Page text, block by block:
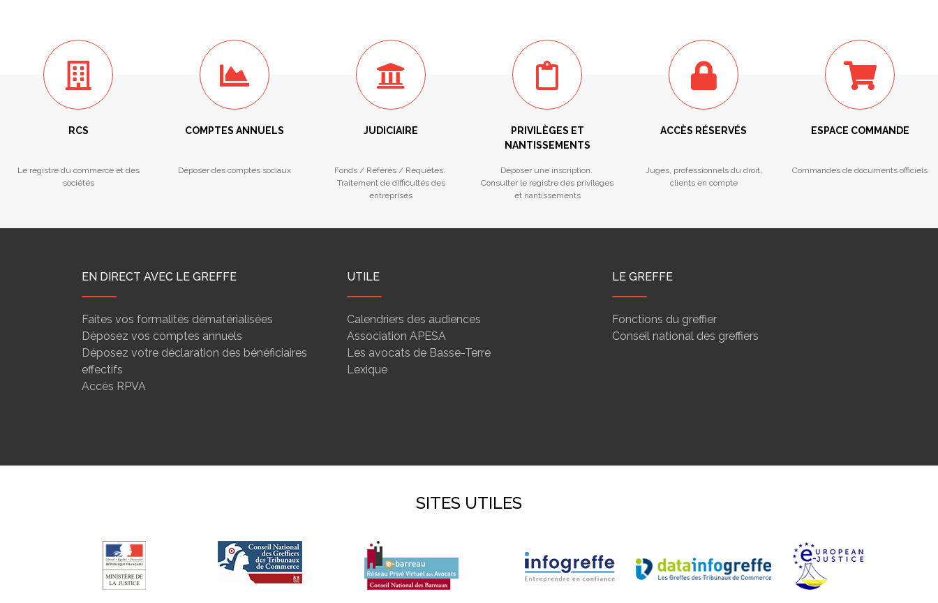
RCS
Le registre du commerce et des
sociétés
COMPTES ANNUELS
Déposer des comptes sociaux
JUDICIAIRE
Fonds / Référés / Requêtes.
Traitement de difficultés des
entreprises
PRIVILÈGES ET
NANTISSEMENTS
Déposer une inscription.
Consulter le registre des privilèges
et nantissements
ACCÈS RÉSERVÉS
Juges, professionnels du droit,
clients en compte
ESPACE COMMANDE
Commandes de documents officiels
EN DIRECT AVEC LE GREFFE
Faites vos formalités dématérialisées
Déposez vos comptes annuels
Déposez votre déclaration des bénéficiaires
effectifs
Accès RPVA
UTILE
Calendriers des audiences
Association APESA
Les avocats de Basse-Terre
Lexique
LE GREFFE
Fonctions du greffier
Conseil national des greffiers
SITES UTILES